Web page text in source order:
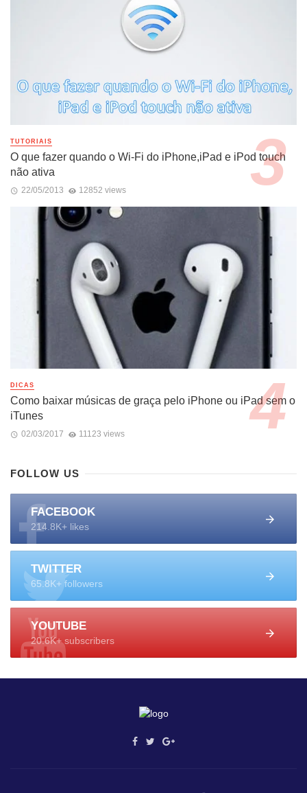
TUTORIAIS
O que fazer quando o Wi-Fi do iPhone,iPad e iPod touch
não ativa
22/05/2013 12852 views
DICAS
Como baixar músicas de graça pelo iPhone ou iPad sem o
iTunes
02/03/2017 11123 views
FOLLOW US
FACEBOOK
214.8K+ likes
TWITTER
65.8K+ followers
YOUTUBE
20.6K+ subscribers